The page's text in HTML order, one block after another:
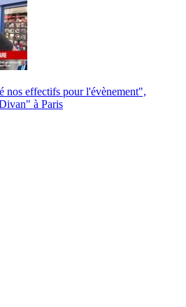
nos effectifs pour l'évènement",
à Paris